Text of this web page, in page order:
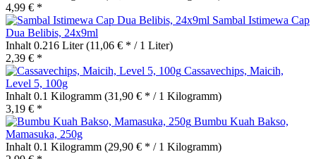
4,99 € *
Sambal Istimewa Cap
Dua Belibis, 24x9ml
Inhalt 0.216 Liter(11,06 € * / 1 Liter)
2,39 € *
Cassavechips, Maicih,
Level 5, 100g
Inhalt 0.1 Kilogramm (31,90 € * / 1 Kilogramm)
3,19 € *
Bumbu Kuah Bakso,
Mamasuka, 250g
Inhalt 0.1 Kilogramm (29,90 € * / 1 Kilogramm)